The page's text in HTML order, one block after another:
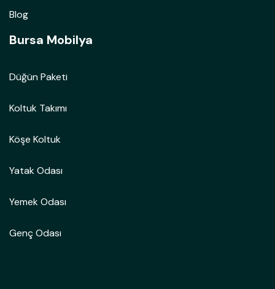
Blog
Bursa Mobilya
Düğün Paketi
Koltuk Takımı
Köşe Koltuk
Yatak Odası
Yemek Odası
Genç Odası